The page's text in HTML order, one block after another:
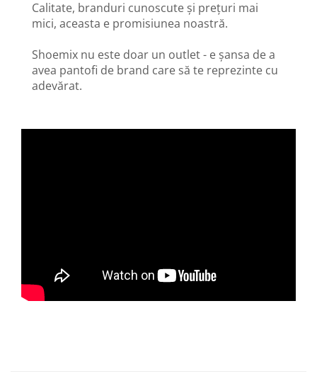
Calitate, branduri cunoscute și prețuri mai
mici, aceasta e promisiunea noastră.
Shoemix nu este doar un outlet - e șansa de a
avea pantofi de brand care să te reprezinte cu
adevărat.